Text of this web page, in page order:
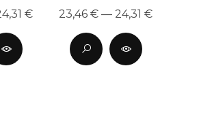
€ 23,46 € — 24,31 €